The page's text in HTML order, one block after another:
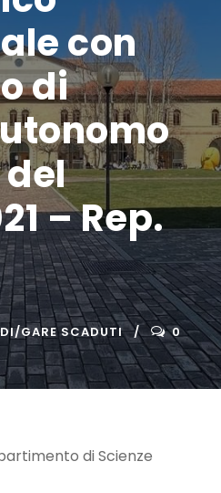
con
di
del
– Rep.
GARE SCADUTI 0
di Scienze